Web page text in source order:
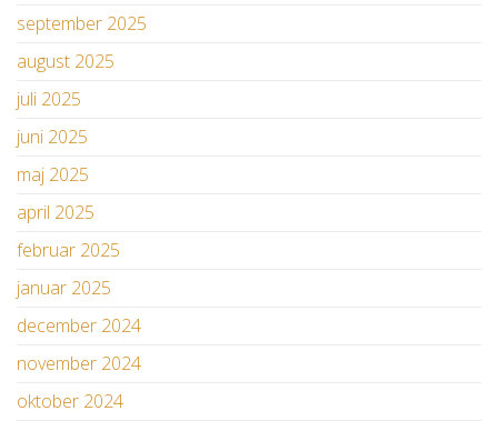
september 2025
august 2025
juli 2025
juni 2025
maj 2025
april 2025
februar 2025
januar 2025
december 2024
november 2024
oktober 2024